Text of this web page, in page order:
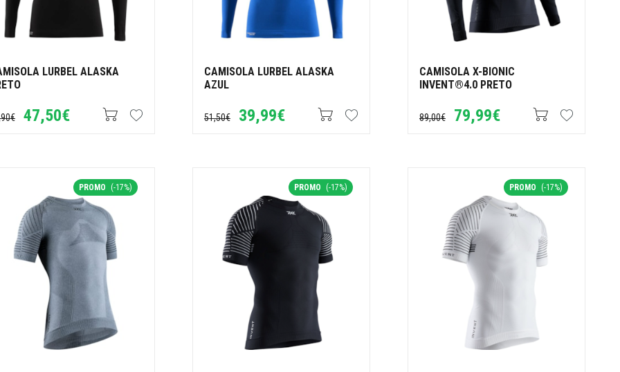
LURBEL ALASKA
47,50€
CAMISOLA LURBEL ALASKA
AZUL
51,50€ 39,99€
CAMISOLA X-BIONIC
INVENT®4.0 PRETO
89,00€ 79,99€
PROMO (-17%) PROMO (-17%) PROMO (-17%)